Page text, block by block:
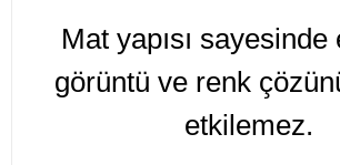
Mat yapısı
görüntü ve renk
etkilemez.